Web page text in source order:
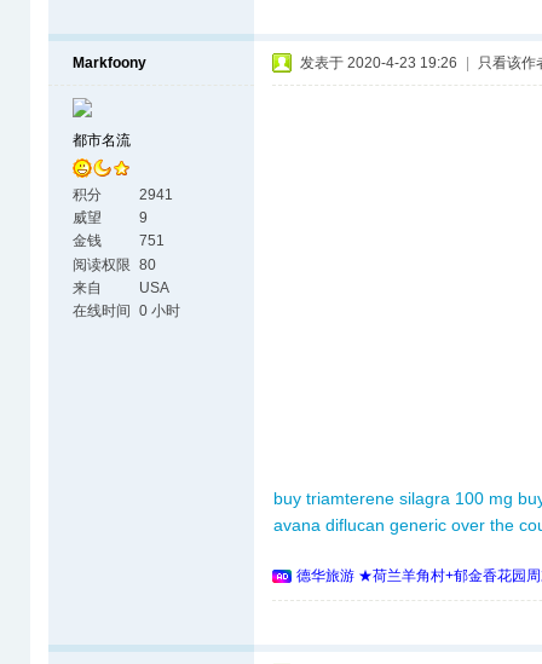
Markfoony
都市名流
积分
2941
威望
9
金钱
751
阅读权限 80
来自
USA
在线时间
0 小时
发表于 2020-4-23 19:26 只看该作
buy triamterene silagra 100 mg
avana diflucan generic over the
德华旅游 ★荷兰羊角村+郁金香花园